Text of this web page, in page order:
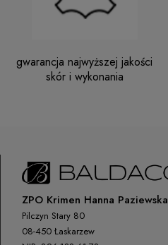
gwarancja najwyższej jakości
skór i wykonania
ZPO Krimen Hanna Paziewska
Pilczyn Stary 80
08-450 Łaskarzew